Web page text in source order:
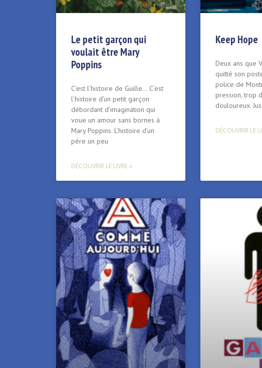
Le petit garçon qui
voulait être Mary
Poppins
C’est l’histoire de Guille… C’est
l’histoire d’un petit garçon
débordant d’imagination qui
voue un amour sans bornes à
Mary Poppins. L’histoire d’un
père un peu
DÉCOUVRIR LE LIVRE »
Keep Hope
Deux ans que
quitté son
police de
pression, trop
douloureux.
DÉCOUVRIR LE